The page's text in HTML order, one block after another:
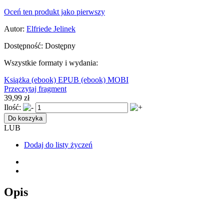
Oceń ten produkt jako pierwszy
Autor: Elfriede Jelinek
Dostępność: Dostępny
Wszystkie formaty i wydania:
Książka (ebook) EPUB (ebook) MOBI
Przeczytaj fragment
39,99 zł
Ilość:
Do koszyka
LUB
Dodaj do listy życzeń
Opis